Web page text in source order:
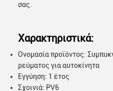
σας.
Χαρακτηριστικά:
Ονομασία προϊόντος:
ρεύματος για αυτοκίνητα
Εγγύηση: 1 έτος
Σχοινιά: PV6